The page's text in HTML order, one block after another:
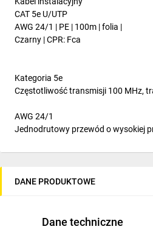
CAT 5e U/UTP
AWG 24/1 | PE | 100m |folia |
Czarny |CPR: Fca
Kategoria 5e
Częstotliwość transmisji 100 MHz,
AWG 24/1
Jednodrutowy przewód o wysokiej
Klasa CPR
odporność ogniowa
Odporna na wilgoć i warunki
DANE PRODUKTOWE
Dane techniczne